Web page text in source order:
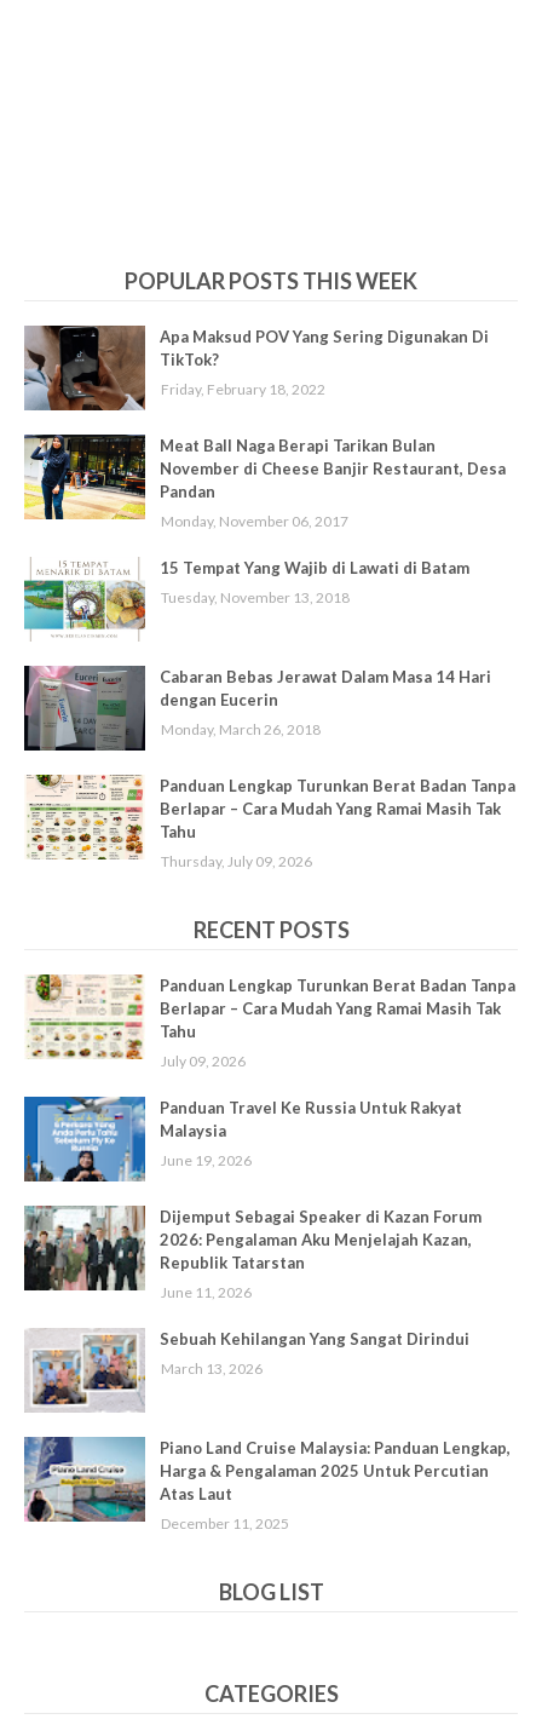
POPULAR POSTS THIS WEEK
Apa Maksud POV Yang Sering Digunakan Di
TikTok?
Friday, February 18, 2022
Meat Ball Naga Berapi Tarikan Bulan
November di Cheese Banjir Restaurant, Desa
Pandan
Monday, November 06, 2017
15 Tempat Yang Wajib di Lawati di Batam
Tuesday, November 13, 2018
Cabaran Bebas Jerawat Dalam Masa 14 Hari
dengan Eucerin
Monday, March 26, 2018
Panduan Lengkap Turunkan Berat Badan Tanpa
Berlapar – Cara Mudah Yang Ramai Masih Tak
Tahu
Thursday, July 09, 2026
RECENT POSTS
Panduan Lengkap Turunkan Berat Badan Tanpa
Berlapar – Cara Mudah Yang Ramai Masih Tak
Tahu
July 09, 2026
Panduan Travel Ke Russia Untuk Rakyat
Malaysia
June 19, 2026
Dijemput Sebagai Speaker di Kazan Forum
2026: Pengalaman Aku Menjelajah Kazan,
Republik Tatarstan
June 11, 2026
Sebuah Kehilangan Yang Sangat Dirindui
March 13, 2026
Piano Land Cruise Malaysia: Panduan Lengkap,
Harga & Pengalaman 2025 Untuk Percutian
Atas Laut
December 11, 2025
BLOG LIST
CATEGORIES